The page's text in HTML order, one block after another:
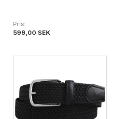
Pris
599,00 SEK